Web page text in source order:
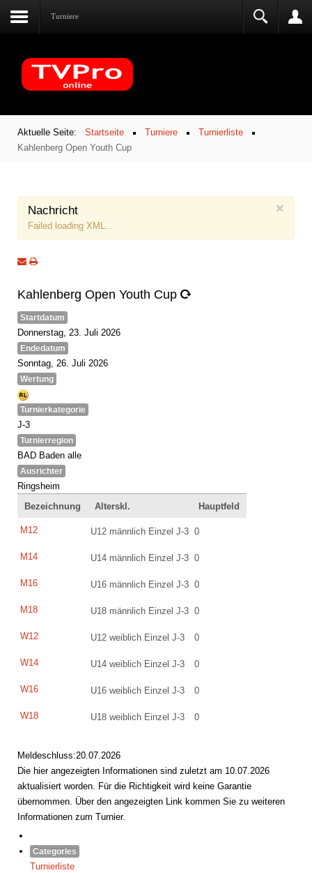
Turniere
Aktuelle Seite: Startseite Turniere
Turnierliste
Kahlenberg Open Youth Cup
×
Nachricht
Failed loading XML...
Kahlenberg Open Youth Cup
Startdatum
Donnerstag, 23. Juli 2026
Endedatum
Sonntag, 26. Juli 2026
Wertung
Turnierkategorie
J-3
Turnierregion
BAD Baden alle
Ausrichter
Ringsheim
Bezeichnung
Alterskl. Hauptfeld
M12 U12 männlich Einzel J-3 0
M14 U14 männlich Einzel J-3 0
M16 U16 männlich Einzel J-3 0
M18 U18 männlich Einzel J-3 0
W12 U12 weiblich Einzel J-3 0
W14 U14 weiblich Einzel J-3 0
W16 U16 weiblich Einzel J-3 0
W18 U18 weiblich Einzel J-3 0
Meldeschluss:20.07.2026
Die hier angezeigten Informationen sind zuletzt am 10.07.2026
aktualisiert worden. Für die Richtigkeit wird keine Garantie
übernommen. Über den angezeigten Link kommen Sie zu weiteren
Informationen zum Turnier.
Categories
Turnierliste